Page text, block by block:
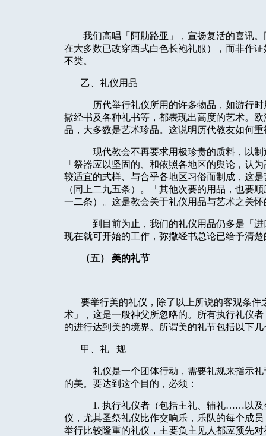
我们高唱「阿肋路亚」，宣扬复活的喜讯
在大多数已改穿西式白色长袍礼服），而非作
不类。
乙、礼仪用品
历代举行礼仪所用的许多物品，如游行
撒经书及各种礼书等，都表现出高度的艺术。
品，大多数是艺术珍品。这说明历代教友如何
现代教会不再要求用极珍贵的质料，以
「祭器应以坚固的、和依照各地区的舆论，认
较适宜的式样、与合乎各地区习俗而制成，这
（同上二九五条）。「其他次要的用品，也要
一二条）。这是教会关于礼仪用品与艺术之关
到目前为止，我们的礼仪用品仍多是「
现在就可开始的工作，弥撒经书总论已给予清楚
（五） 美的礼节
要举行美的礼仪，除了以上所说的客观条
术」，这是一般神父所忽略的。所有执行礼仪
的进行达到美的境界。所谓美的礼节包括以下
甲、礼 规
礼仪是一个团体行动，需要礼规来指示
的美。要达到这个目的，必须：
1. 执行礼仪者（包括主礼、辅礼……以及
仪，尤其圣祭礼仪比作交响乐，乐队的每个成
举行比较隆重的礼仪，主要负主见人都应预先